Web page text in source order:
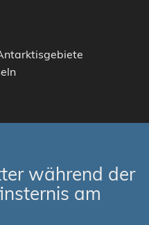
während der
am